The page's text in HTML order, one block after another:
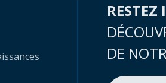
RESTEZ
DE